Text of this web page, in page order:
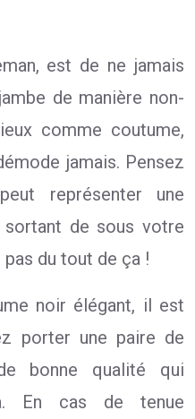
est de ne jamais
de manière non-
comme coutume,
jamais. Pensez
représenter une
de sous votre
du tout de ça !
noir élégant, il est
porter une paire de
bonne qualité qui
En cas de tenue